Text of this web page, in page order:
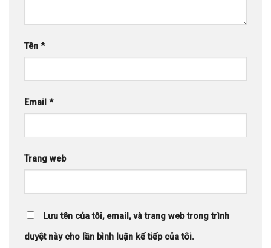
Tên *
Email *
Trang web
Lưu tên của tôi, email, và trang web trong trình
duyệt này cho lần bình luận kế tiếp của tôi.